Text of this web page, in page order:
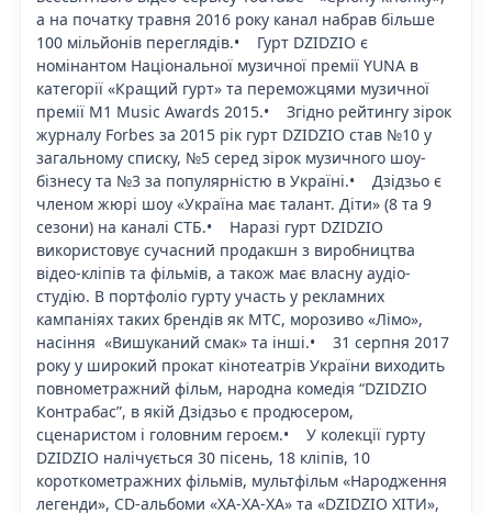
а на початку травня 2016 року канал набрав більше
100 мільйонів переглядів.• Гурт DZIDZIO є
номінантом Національної музичної премії YUNA в
категорії «Кращий гурт» та переможцями музичної
премії M1 Music Awards 2015.• Згідно рейтингу зірок
журналу Forbes за 2015 рік гурт DZIDZIO став №10 у
загальному списку, №5 серед зірок музичного шоу-
бізнесу та №3 за популярністю в Україні.• Дзідзьо є
членом жюрі шоу «Україна має талант. Діти» (8 та 9
сезони) на каналі СТБ.• Наразі гурт DZIDZIO
використовує сучасний продакшн з виробництва
відео-кліпів та фільмів, а також має власну аудіо-
студію. В портфоліо гурту участь у рекламних
кампаніях таких брендів як МТС, морозиво «Лімо»,
насіння «Вишуканий смак» та інші.• 31 серпня 2017
року у широкий прокат кінотеатрів України виходить
повнометражний фільм, народна комедія “DZIDZIO
Контрабас”, в якій Дзідзьо є продюсером,
сценаристом і головним героєм.• У колекції гурту
DZIDZIO налічується 30 пісень, 18 кліпів, 10
короткометражних фільмів, мультфільм «Народження
легенди», CD-альбоми «ХА-ХА-ХА» та «DZIDZIO ХІТИ»,